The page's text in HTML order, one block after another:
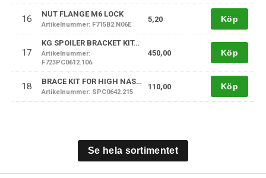
16 NUT FLANGE M6 LOCK
Artikelnummer: F715B2.N06E
5,20 Köp
17
KG SPOILER BRACKET KIT-HOMOLOGATED CLAMPS X2
Artikelnummer:
F723PC0612.106
450,00 Köp
18 BRACE KIT FOR HIGH NASSAU PANEL BRACKET
Artikelnummer: SPC0642.215
110,00 Köp
Se hela sortimentet